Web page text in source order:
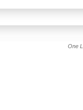
One